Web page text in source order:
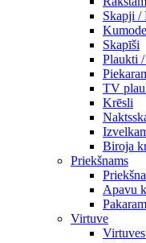
Skapji /
Skapīši
Plaukti
TV
Krēsli
Biroja
Priekšnams
Apavu
Virtuve